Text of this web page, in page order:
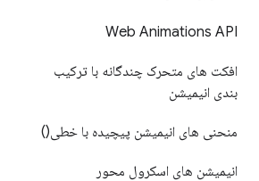
Web Animations API
افکت های متحرک چندگانه با ترکیب
بندی انیمیشن
منحنی های انیمیشن پیچیده با خطی()
انیمیشن های اسکرول محور